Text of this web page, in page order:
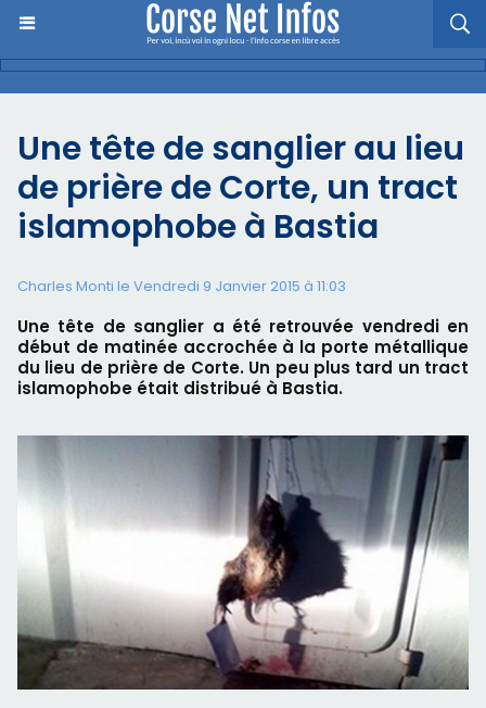
Une tête de sanglier au lieu
de prière de Corte, un tract
islamophobe à Bastia
Charles Monti le Vendredi 9 Janvier 2015 à 11:03
Une tête de sanglier a été retrouvée vendredi en
début de matinée accrochée à la porte métallique
du lieu de prière de Corte. Un peu plus tard un tract
islamophobe était distribué à Bastia.